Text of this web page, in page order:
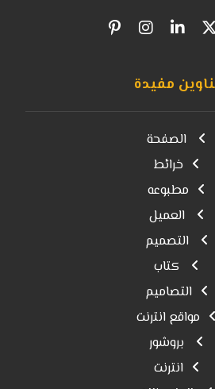
مفيدة
الصفحة
خرائط
مطبوعه
العميل
التصميم
كتاب
التصاميم
مواقع انترنت
بروشور
انترنت